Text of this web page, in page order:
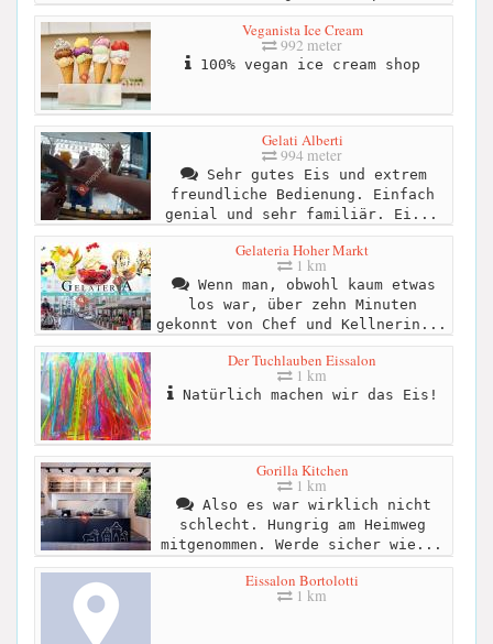
Veganista Ice Cream
992 meter
100% vegan ice cream shop
Gelati Alberti
994 meter
Sehr gutes Eis und extrem
freundliche Bedienung. Einfach
genial und sehr familiär. Ei...
Gelateria Hoher Markt
1 km
Wenn man, obwohl kaum etwas
los war, über zehn Minuten
gekonnt von Chef und Kellnerin...
Der Tuchlauben Eissalon
1 km
Natürlich machen wir das Eis!
Gorilla Kitchen
1 km
Also es war wirklich nicht
schlecht. Hungrig am Heimweg
mitgenommen. Werde sicher wie...
Eissalon Bortolotti
1 km